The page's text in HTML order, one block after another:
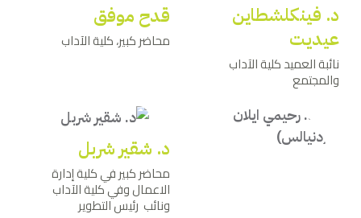
د. فينكلشطاين
عيديت
نائبة العميد كلية الآداب
والمجتمع
قدح موفق
محاضر كبير، كلية الآداب
د. شقير شربل
محاضر كبير في كلية إدارة
الاعمال وفي كلية الآداب
ونائب رئيس التطوير